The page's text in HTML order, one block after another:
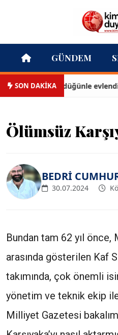
GÜNDEM
SON DAKİKA
Euroluk düğünle evlendiler
Ölümsüz
BEDRİ
30.07.2024
Bundan tam 62 yıl
arasında gösterilen Kaf
takımında, çok önemli
yönetim ve teknik ekip
Milliyet Gazetesi bakalım